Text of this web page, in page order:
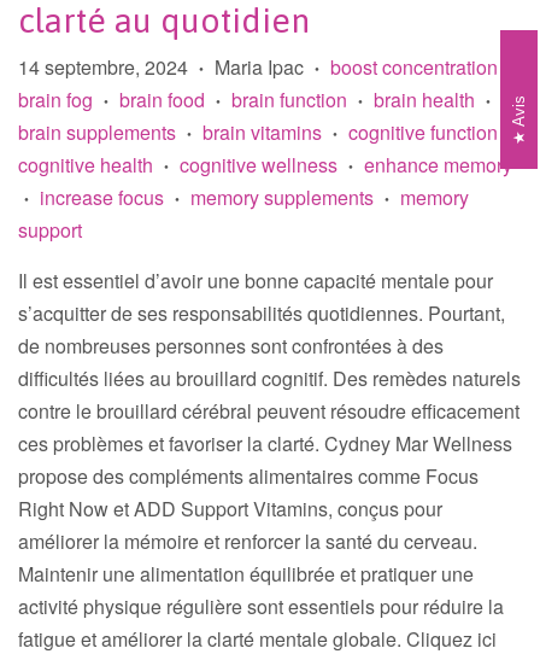
clarté au quotidien
14 septembre, 2024 • Maria Ipac • boost concentration
brain fog • brain food • brain function • brain health •
brain supplements • brain vitamins • cognitive function
cognitive health • cognitive wellness • enhance memory
• increase focus • memory supplements •
memory
support
Il est essentiel d’avoir une bonne capacité mentale pour
s’acquitter de ses responsabilités quotidiennes. Pourtant,
de nombreuses personnes sont confrontées à des
difficultés liées au brouillard cognitif. Des remèdes naturels
contre le brouillard cérébral peuvent résoudre efficacement
ces problèmes et favoriser la clarté. Cydney Mar Wellness
propose des compléments alimentaires comme Focus
Right Now et ADD Support Vitamins, conçus pour
améliorer la mémoire et renforcer la santé du cerveau.
Maintenir une alimentation équilibrée et pratiquer une
activité physique régulière sont essentiels pour réduire la
fatigue et améliorer la clarté mentale globale. Cliquez ici
Avis